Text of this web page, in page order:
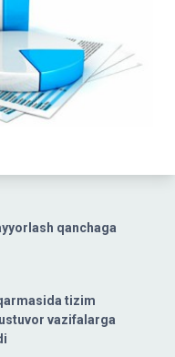
qanchaga
tizim
vazifalarga